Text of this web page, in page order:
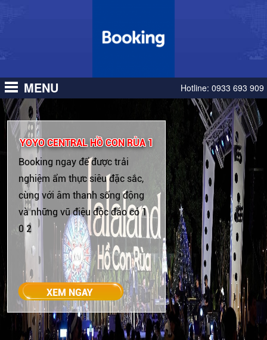
MENU Hotline: 0933 693 909
YOYO CENTRAL HỒ CON RÙA 1
Booking ngay để được trải
nghiệm ẩm thực siêu đặc sắc,
cùng với âm thanh sống động
và những vũ điệu độc đáo có 1
0 2